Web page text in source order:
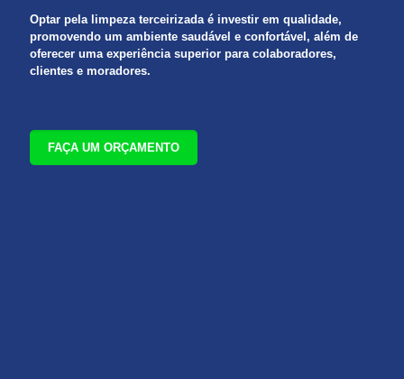
Optar pela limpeza terceirizada é investir em qualidade,
promovendo um ambiente saudável e confortável, além de
oferecer uma experiência superior para colaboradores,
clientes e moradores.
FAÇA UM ORÇAMENTO